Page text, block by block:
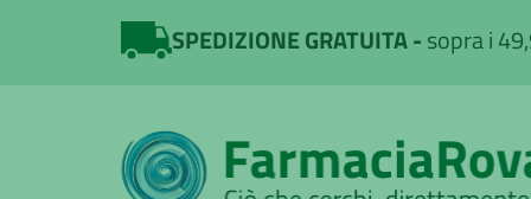
SPEDIZIONE GRATUITA sopra i